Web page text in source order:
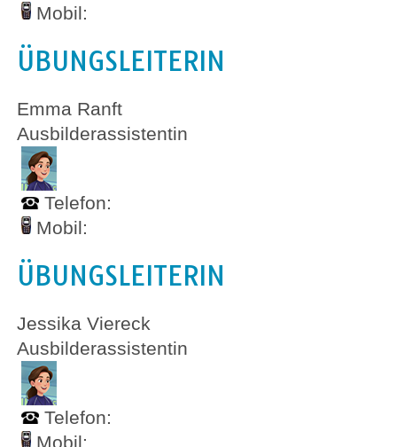
Mobil:
ÜBUNGSLEITERIN
Emma Ranft
Ausbilderassistentin
Telefon:
Mobil:
ÜBUNGSLEITERIN
Jessika Viereck
Ausbilderassistentin
Telefon:
Mobil: